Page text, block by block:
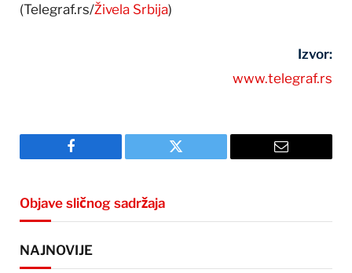
(Telegraf.rs/Živela Srbija)
Izvor:
www.telegraf.rs
Facebook Twitter Email
Objave sličnog sadržaja
NAJNOVIJE